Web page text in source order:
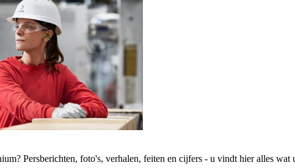
Persberichten, foto's, verhalen, feiten en cijfers - u vindt hier alles wat